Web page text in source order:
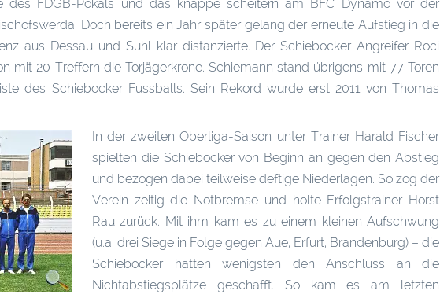
des FDGB-Pokals und das knappe scheitern am BFC Dynamo vor der
Doch bereits ein Jahr später gelang der erneute Aufstieg in die
aus Dessau und Suhl klar distanzierte. Der Schiebocker Angreifer Roci
mit 20 Treffern die Torjägerkrone. Schiemann stand übrigens mit 77 Toren
des Schiebocker Fussballs. Sein Rekord wurde erst 2011 von Thomas
In der zweiten Oberliga-Saison unter Trainer Harald Fischer
spielten die Schiebocker von Beginn an gegen den Abstieg
und bezogen dabei teilweise deftige Niederlagen. So zog der
Verein zeitig die Notbremse und holte Erfolgstrainer Horst
Rau zurück. Mit ihm kam es zu einem kleinen Aufschwung
(u.a. drei Siege in Folge gegen Aue, Erfurt, Brandenburg) – die
Schiebocker hatten wenigsten den Anschluss an die
Nichtabstiegsplätze geschafft. So kam es am letzten